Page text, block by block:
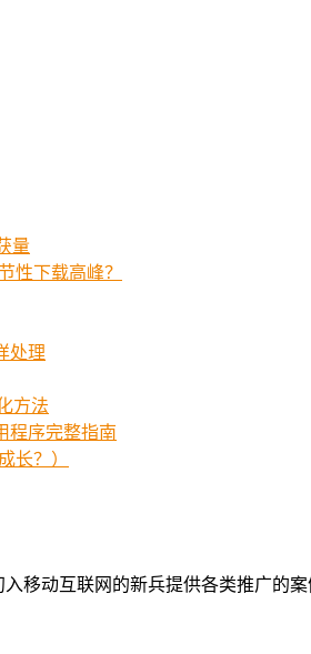
量
性下载高峰？
处理
方法
程序完整指南
长？）
移动互联网的新兵提供各类推广的案